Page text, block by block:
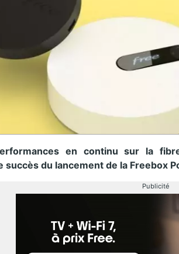
en continu sur la
succès du lancement de la Freebox
Publicité